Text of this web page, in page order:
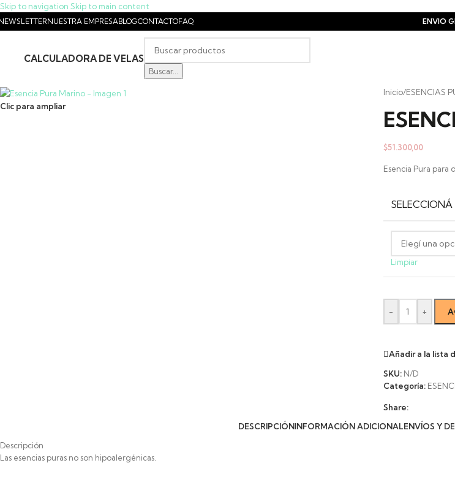
Skip to navigation Skip to main content
NUESTRA EMPRESABLOGCONTACTOFAQ ENVIO
CALCULADORA DE VELAS
Buscar...
Clic para ampliar
Inicio/ESENCIAS
$51.300,00
Esencia Pura
Limpiar
- +
Añadir a la lista
SKU: N/D
Categoría:
Share:
DESCRIPCIÓNINFORMACIÓN ADICIONALENVÍOS Y
Descripción
Las esencias puras no son hipoalergénicas.